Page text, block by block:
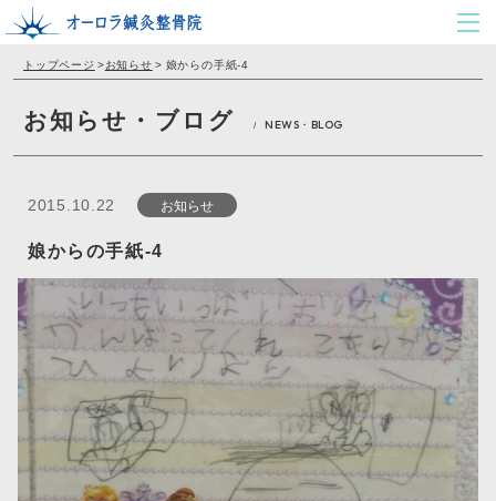
トップページ >お知らせ > 娘からの手紙-4
お知らせ・ブログ / NEWS・BLOG
2015.10.22 お知らせ
娘からの手紙-4